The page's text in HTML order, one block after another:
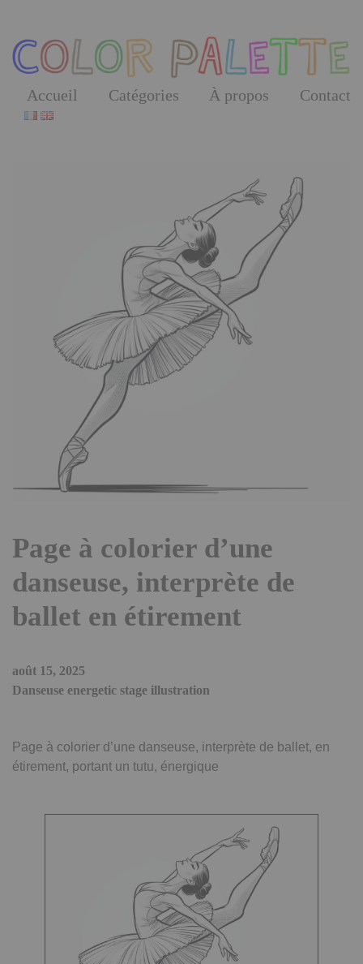
the
content
Accueil Catégories À propos Contact
Page à colorier d’une
danseuse, interprète de
ballet en étirement
août 15, 2025
Danseuse energetic stage illustration
Page à colorier d’une danseuse, interprète de ballet, en
étirement, portant un tutu, énergique